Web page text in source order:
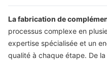
La fabrication de
processus complexe en
expertise spécialisée et un
qualité à chaque étape. De